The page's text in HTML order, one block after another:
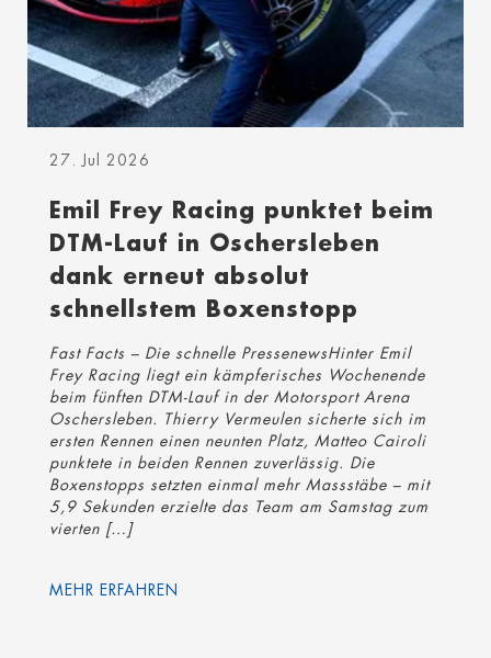
27. Jul 2026
Emil Frey Racing punktet beim
DTM-Lauf in Oschersleben
dank erneut absolut
schnellstem Boxenstopp
Fast Facts – Die schnelle PressenewsHinter Emil
Frey Racing liegt ein kämpferisches Wochenende
beim fünften DTM-Lauf in der Motorsport Arena
Oschersleben. Thierry Vermeulen sicherte sich im
ersten Rennen einen neunten Platz, Matteo Cairoli
punktete in beiden Rennen zuverlässig. Die
Boxenstopps setzten einmal mehr Massstäbe – mit
5,9 Sekunden erzielte das Team am Samstag zum
vierten […]
MEHR ERFAHREN